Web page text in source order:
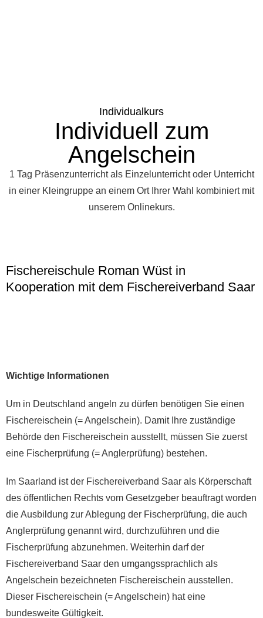
Individualkurs
Individuell zum
Angelschein
1 Tag Präsenzunterricht als Einzelunterricht oder Unterricht
in einer Kleingruppe an einem Ort Ihrer Wahl kombiniert mit
unserem Onlinekurs.
Fischereischule Roman Wüst in
Kooperation mit dem Fischereiverband Saar
Wichtige Informationen
Um in Deutschland angeln zu dürfen benötigen Sie einen
Fischereischein (= Angelschein). Damit Ihre zuständige
Behörde den Fischereischein ausstellt, müssen Sie zuerst
eine Fischerprüfung (= Anglerprüfung) bestehen.
Im Saarland ist der Fischereiverband Saar als Körperschaft
des öffentlichen Rechts vom Gesetzgeber beauftragt worden
die Ausbildung zur Ablegung der Fischerprüfung, die auch
Anglerprüfung genannt wird, durchzuführen und die
Fischerprüfung abzunehmen. Weiterhin darf der
Fischereiverband Saar den umgangssprachlich als
Angelschein bezeichneten Fischereischein ausstellen.
Dieser Fischereischein (= Angelschein) hat eine
bundesweite Gültigkeit.